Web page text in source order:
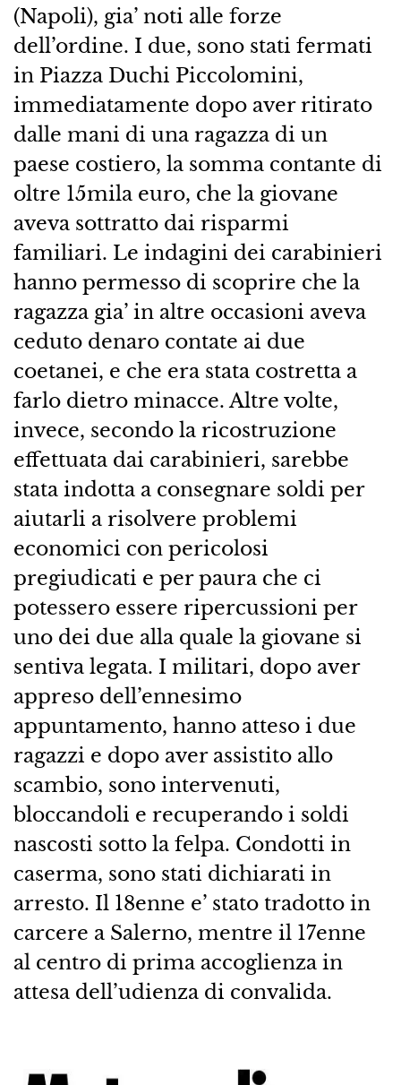
(Napoli), gia’ noti alle forze
dell’ordine. I due, sono stati fermati
in Piazza Duchi Piccolomini,
immediatamente dopo aver ritirato
dalle mani di una ragazza di un
paese costiero, la somma contante di
oltre 15mila euro, che la giovane
aveva sottratto dai risparmi
familiari. Le indagini dei carabinieri
hanno permesso di scoprire che la
ragazza gia’ in altre occasioni aveva
ceduto denaro contate ai due
coetanei, e che era stata costretta a
farlo dietro minacce. Altre volte,
invece, secondo la ricostruzione
effettuata dai carabinieri, sarebbe
stata indotta a consegnare soldi per
aiutarli a risolvere problemi
economici con pericolosi
pregiudicati e per paura che ci
potessero essere ripercussioni per
uno dei due alla quale la giovane si
sentiva legata. I militari, dopo aver
appreso dell’ennesimo
appuntamento, hanno atteso i due
ragazzi e dopo aver assistito allo
scambio, sono intervenuti,
bloccandoli e recuperando i soldi
nascosti sotto la felpa. Condotti in
caserma, sono stati dichiarati in
arresto. Il 18enne e’ stato tradotto in
carcere a Salerno, mentre il 17enne
al centro di prima accoglienza in
attesa dell’udienza di convalida.